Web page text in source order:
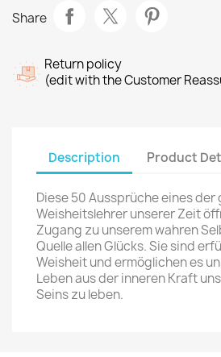
Share
Return policy
(edit with the Customer
Description Product
Diese 50 Aussprüche eines der
Weisheitslehrer unserer Zeit
Zugang zu unserem wahren
Quelle allen Glücks. Sie sind
Weisheit und ermöglichen es
Leben aus der inneren Kraft
Seins zu leben.